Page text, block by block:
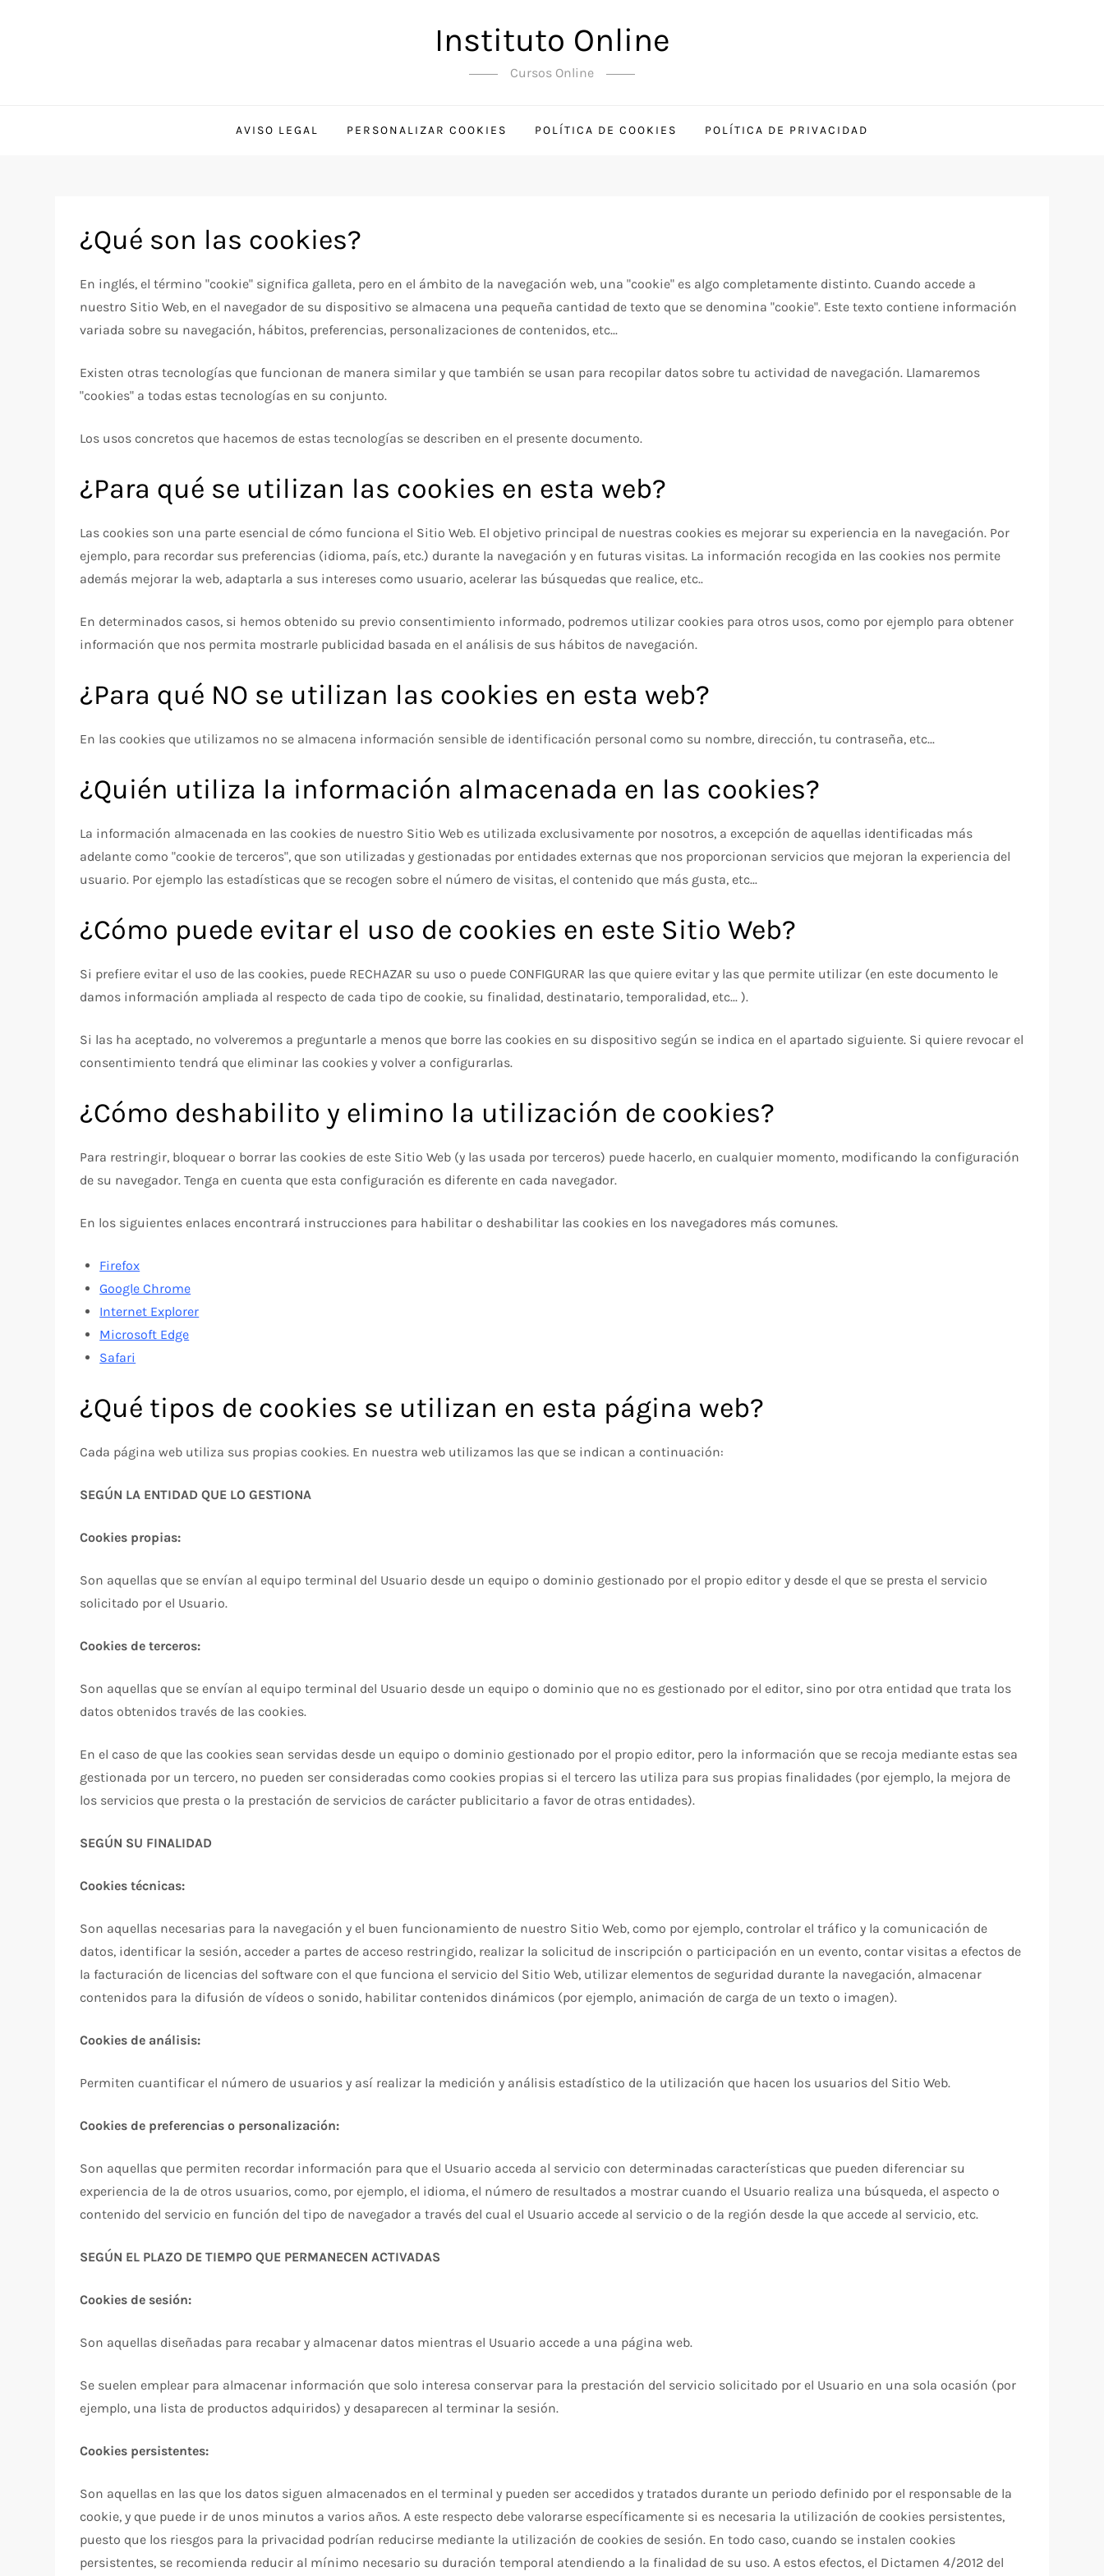
Instituto Online
Cursos Online
AVISO LEGAL PERSONALIZAR COOKIES POLÍTICA DE COOKIES POLÍTICA DE PRIVACIDAD
¿Qué son las cookies?
En inglés, el término "cookie" significa galleta, pero en el ámbito de la navegación web, una "cookie" es algo completamente distinto. Cuando accede a
nuestro Sitio Web, en el navegador de su dispositivo se almacena una pequeña cantidad de texto que se denomina "cookie". Este texto contiene información
variada sobre su navegación, hábitos, preferencias, personalizaciones de contenidos, etc...
Existen otras tecnologías que funcionan de manera similar y que también se usan para recopilar datos sobre tu actividad de navegación. Llamaremos
"cookies" a todas estas tecnologías en su conjunto.
Los usos concretos que hacemos de estas tecnologías se describen en el presente documento.
¿Para qué se utilizan las cookies en esta web?
Las cookies son una parte esencial de cómo funciona el Sitio Web. El objetivo principal de nuestras cookies es mejorar su experiencia en la navegación. Por
ejemplo, para recordar sus preferencias (idioma, país, etc.) durante la navegación y en futuras visitas. La información recogida en las cookies nos permite
además mejorar la web, adaptarla a sus intereses como usuario, acelerar las búsquedas que realice, etc..
En determinados casos, si hemos obtenido su previo consentimiento informado, podremos utilizar cookies para otros usos, como por ejemplo para obtener
información que nos permita mostrarle publicidad basada en el análisis de sus hábitos de navegación.
¿Para qué NO se utilizan las cookies en esta web?
En las cookies que utilizamos no se almacena información sensible de identificación personal como su nombre, dirección, tu contraseña, etc...
¿Quién utiliza la información almacenada en las cookies?
La información almacenada en las cookies de nuestro Sitio Web es utilizada exclusivamente por nosotros, a excepción de aquellas identificadas más
adelante como "cookie de terceros", que son utilizadas y gestionadas por entidades externas que nos proporcionan servicios que mejoran la experiencia del
usuario. Por ejemplo las estadísticas que se recogen sobre el número de visitas, el contenido que más gusta, etc...
¿Cómo puede evitar el uso de cookies en este Sitio Web?
Si prefiere evitar el uso de las cookies, puede RECHAZAR su uso o puede CONFIGURAR las que quiere evitar y las que permite utilizar (en este documento le
damos información ampliada al respecto de cada tipo de cookie, su finalidad, destinatario, temporalidad, etc... ).
Si las ha aceptado, no volveremos a preguntarle a menos que borre las cookies en su dispositivo según se indica en el apartado siguiente. Si quiere revocar el
consentimiento tendrá que eliminar las cookies y volver a configurarlas.
¿Cómo deshabilito y elimino la utilización de cookies?
Para restringir, bloquear o borrar las cookies de este Sitio Web (y las usada por terceros) puede hacerlo, en cualquier momento, modificando la configuración
de su navegador. Tenga en cuenta que esta configuración es diferente en cada navegador.
En los siguientes enlaces encontrará instrucciones para habilitar o deshabilitar las cookies en los navegadores más comunes.
Firefox
Google Chrome
Internet Explorer
Microsoft Edge
Safari
¿Qué tipos de cookies se utilizan en esta página web?
Cada página web utiliza sus propias cookies. En nuestra web utilizamos las que se indican a continuación:
SEGÚN LA ENTIDAD QUE LO GESTIONA
Cookies propias:
Son aquellas que se envían al equipo terminal del Usuario desde un equipo o dominio gestionado por el propio editor y desde el que se presta el servicio
solicitado por el Usuario.
Cookies de terceros:
Son aquellas que se envían al equipo terminal del Usuario desde un equipo o dominio que no es gestionado por el editor, sino por otra entidad que trata los
datos obtenidos través de las cookies.
En el caso de que las cookies sean servidas desde un equipo o dominio gestionado por el propio editor, pero la información que se recoja mediante estas sea
gestionada por un tercero, no pueden ser consideradas como cookies propias si el tercero las utiliza para sus propias finalidades (por ejemplo, la mejora de
los servicios que presta o la prestación de servicios de carácter publicitario a favor de otras entidades).
SEGÚN SU FINALIDAD
Cookies técnicas:
Son aquellas necesarias para la navegación y el buen funcionamiento de nuestro Sitio Web, como por ejemplo, controlar el tráfico y la comunicación de
datos, identificar la sesión, acceder a partes de acceso restringido, realizar la solicitud de inscripción o participación en un evento, contar visitas a efectos de
la facturación de licencias del software con el que funciona el servicio del Sitio Web, utilizar elementos de seguridad durante la navegación, almacenar
contenidos para la difusión de vídeos o sonido, habilitar contenidos dinámicos (por ejemplo, animación de carga de un texto o imagen).
Cookies de análisis:
Permiten cuantificar el número de usuarios y así realizar la medición y análisis estadístico de la utilización que hacen los usuarios del Sitio Web.
Cookies de preferencias o personalización:
Son aquellas que permiten recordar información para que el Usuario acceda al servicio con determinadas características que pueden diferenciar su
experiencia de la de otros usuarios, como, por ejemplo, el idioma, el número de resultados a mostrar cuando el Usuario realiza una búsqueda, el aspecto o
contenido del servicio en función del tipo de navegador a través del cual el Usuario accede al servicio o de la región desde la que accede al servicio, etc.
SEGÚN EL PLAZO DE TIEMPO QUE PERMANECEN ACTIVADAS
Cookies de sesión:
Son aquellas diseñadas para recabar y almacenar datos mientras el Usuario accede a una página web.
Se suelen emplear para almacenar información que solo interesa conservar para la prestación del servicio solicitado por el Usuario en una sola ocasión (por
ejemplo, una lista de productos adquiridos) y desaparecen al terminar la sesión.
Cookies persistentes:
Son aquellas en las que los datos siguen almacenados en el terminal y pueden ser accedidos y tratados durante un periodo definido por el responsable de la
cookie, y que puede ir de unos minutos a varios años. A este respecto debe valorarse específicamente si es necesaria la utilización de cookies persistentes,
puesto que los riesgos para la privacidad podrían reducirse mediante la utilización de cookies de sesión. En todo caso, cuando se instalen cookies
persistentes, se recomienda reducir al mínimo necesario su duración temporal atendiendo a la finalidad de su uso. A estos efectos, el Dictamen 4/2012 del